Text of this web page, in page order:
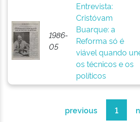
1986-
05
Entrevista:
Cristóvam
Buarque: a
Reforma só é
viável quando
os técnicos e os
políticos
previous 1